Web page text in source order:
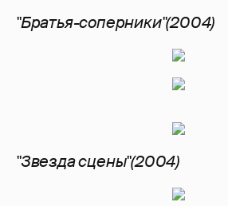
"Братья-соперники"(2004)
"Звезда сцены"(2004)